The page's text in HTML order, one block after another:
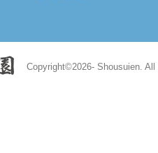
Copyright©2026- Shousuien.